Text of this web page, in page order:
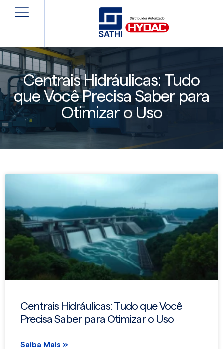
Centrais Hidráulicas: Tudo
que Você Precisa Saber para
Otimizar o Uso
Centrais Hidráulicas: Tudo que Você
Precisa Saber para Otimizar o Uso
Saiba Mais »